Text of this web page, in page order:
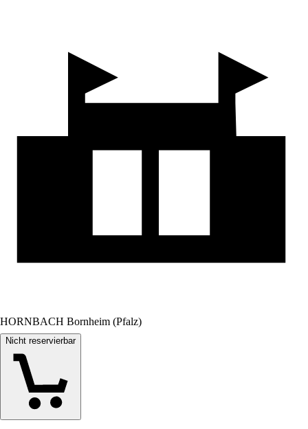
HORNBACH Bornheim (Pfalz)
Nicht reservierbar